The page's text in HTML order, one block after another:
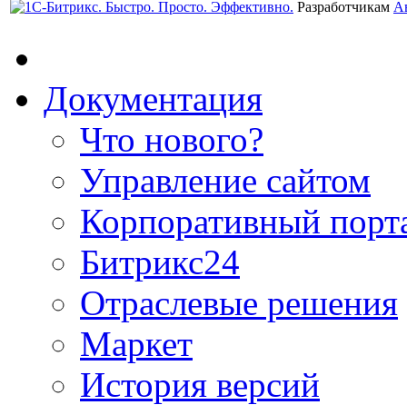
Разработчикам
Документация
Что нового?
Управление сайтом
Корпоративный
Битрикс24
Отраслевые решения
Маркет
История версий